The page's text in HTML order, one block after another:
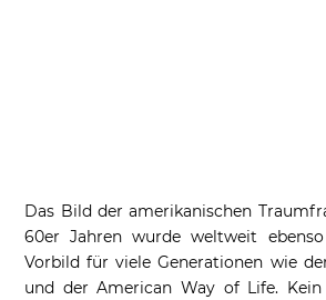
Das Bild der amerikanischen
60er Jahren wurde weltweit
Vorbild für viele Generationen wie
und der American Way of Life.